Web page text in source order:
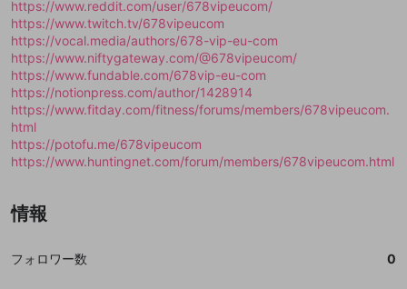
https://www.reddit.com/user/678vipeucom/
https://www.twitch.tv/678vipeucom
https://vocal.media/authors/678-vip-eu-com
https://www.niftygateway.com/@678vipeucom/
https://www.fundable.com/678vip-eu-com
https://notionpress.com/author/1428914
https://www.fitday.com/fitness/forums/members/678vipeucom.
html
https://potofu.me/678vipeucom
https://www.huntingnet.com/forum/members/678vipeucom.html
情報
フォロワー数 0
改造版・海賊版ソフトの配信
政治的・宗教的・人種的な内容
その他の問題